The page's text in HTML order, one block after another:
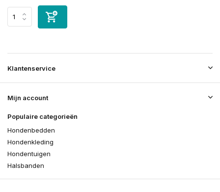
Klantenservice
Mijn account
Populaire categorieën
Hondenbedden
Hondenkleding
Hondentuigen
Halsbanden